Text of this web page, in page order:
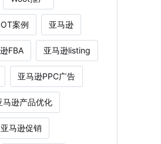
案例 亚马逊
FBA 亚马逊listing
亚马逊PPC广告
马逊产品优化
亚马逊促销